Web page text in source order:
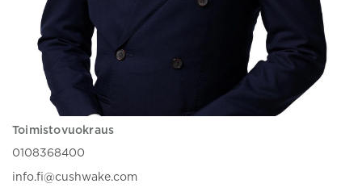
Toimistovuokraus
0108368400
info.fi@cushwake.com